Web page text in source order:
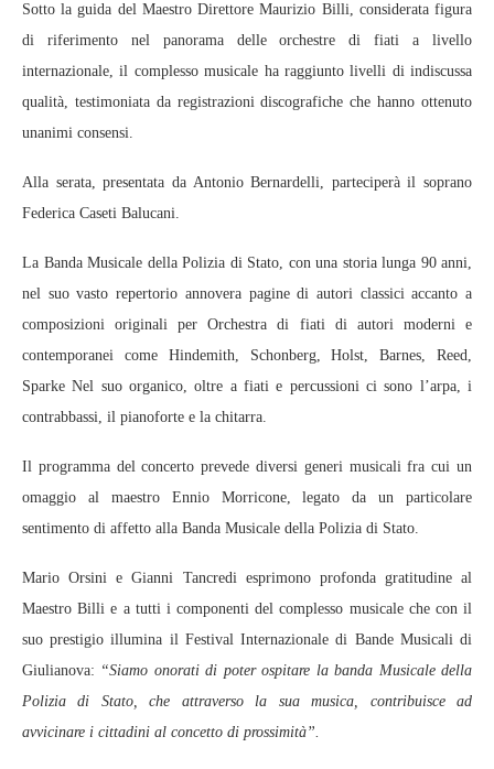
Sotto la guida del Maestro Direttore Maurizio Billi, considerata figura
di riferimento nel panorama delle orchestre di fiati a livello
internazionale, il complesso musicale ha raggiunto livelli di indiscussa
qualità, testimoniata da registrazioni discografiche che hanno ottenuto
unanimi consensi.
Alla serata, presentata da Antonio Bernardelli, parteciperà il soprano
Federica Caseti Balucani.
La Banda Musicale della Polizia di Stato, con una storia lunga 90 anni,
nel suo vasto repertorio annovera pagine di autori classici accanto a
composizioni originali per Orchestra di fiati di autori moderni e
contemporanei come Hindemith, Schonberg, Holst, Barnes, Reed,
Sparke Nel suo organico, oltre a fiati e percussioni ci sono l’arpa, i
contrabbassi, il pianoforte e la chitarra.
Il programma del concerto prevede diversi generi musicali fra cui un
omaggio al maestro Ennio Morricone, legato da un particolare
sentimento di affetto alla Banda Musicale della Polizia di Stato.
Mario Orsini e Gianni Tancredi esprimono profonda gratitudine al
Maestro Billi e a tutti i componenti del complesso musicale che con il
suo prestigio illumina il Festival Internazionale di Bande Musicali di
Giulianova: “Siamo onorati di poter ospitare la banda Musicale della
Polizia di Stato, che attraverso la sua musica, contribuisce ad
avvicinare i cittadini al concetto di prossimità”.